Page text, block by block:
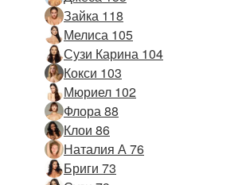
Зайка 118
Мелиса 105
Сузи Карина 104
Кокси 103
Мюриел 102
Флора 88
Клои 86
Наталия А 76
Бриги 73